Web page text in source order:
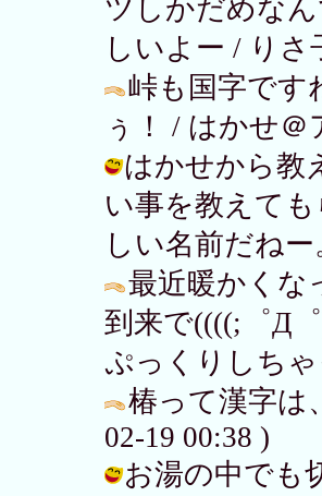
ツしかだめな
しいよー / りさ
峠も国字です
ぅ！ / はかせ＠
はかせから教
い事を教えて
しい名前だね
最近暖かくな
到来で((((;゜Д
ぷっくりしち
椿って漢字は
02-19 00:38 )
お湯の中でも